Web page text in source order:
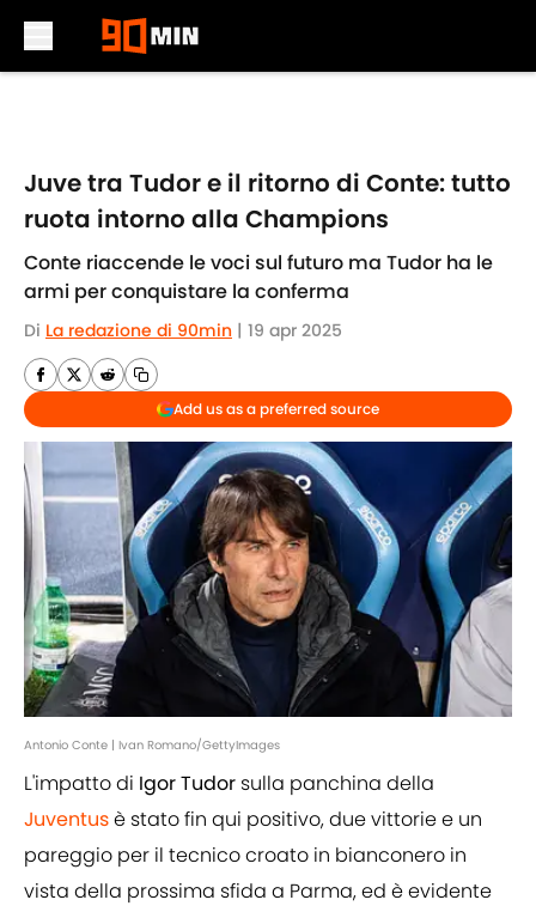
Juve tra Tudor e il ritorno di Conte: tutto
ruota intorno alla Champions
Conte riaccende le voci sul futuro ma Tudor ha le
armi per conquistare la conferma
Di La redazione di 90min | 19 apr 2025
Add us as a preferred source
Antonio Conte | Ivan Romano/GettyImages
L'impatto di Igor Tudor sulla panchina della
Juventusè stato fin qui positivo, due vittorie e un
pareggio per il tecnico croato in bianconero in
vista della prossima sfida a Parma, ed è evidente